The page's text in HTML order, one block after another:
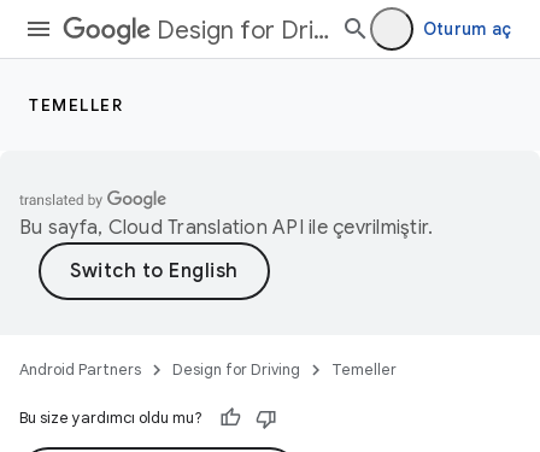
Design for Driving Oturum aç
TEMELLER
Bu sayfa, Cloud Translation API ile çevrilmiştir.
Android Partners Design for Driving Temeller
Bu size yardımcı oldu mu?